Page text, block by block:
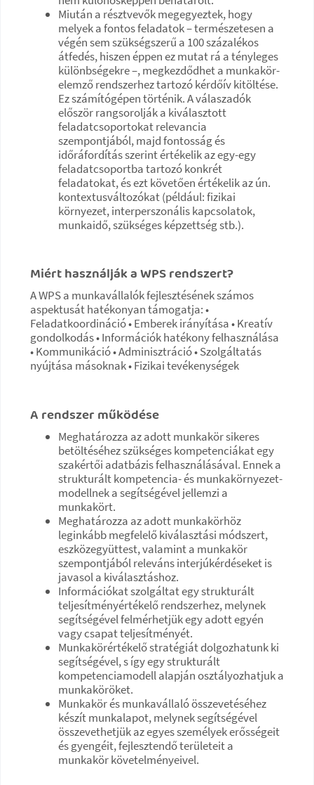
Miután a résztvevők megegyeztek, hogy
melyek a fontos feladatok – természetesen a
végén sem szükségszerű a 100 százalékos
átfedés, hiszen éppen ez mutat rá a tényleges
különbségekre –, megkezdődhet a munkakör-
elemző rendszerhez tartozó kérdőív kitöltése.
Ez számítógépen történik. A válaszadók
először rangsorolják a kiválasztott
feladatcsoportokat relevancia
szempontjából, majd fontosság és
időráfordítás szerint értékelik az egy-egy
feladatcsoportba tartozó konkrét
feladatokat, és ezt követően értékelik az ún.
kontextusváltozókat (például: fizikai
környezet, interperszonális kapcsolatok,
munkaidő, szükséges képzettség stb.).
Miért használják a WPS rendszert?
A WPS a munkavállalók fejlesztésének számos
aspektusát hatékonyan támogatja: •
Feladatkoordináció • Emberek irányítása • Kreatív
gondolkodás • Információk hatékony felhasználása
• Kommunikáció • Adminisztráció • Szolgáltatás
nyújtása másoknak • Fizikai tevékenységek
A rendszer működése
Meghatározza az adott munkakör sikeres
betöltéséhez szükséges kompetenciákat egy
szakértői adatbázis felhasználásával. Ennek a
strukturált kompetencia- és munkakörnyezet-
modellnek a segítségével jellemzi a
munkakört.
Meghatározza az adott munkakörhöz
leginkább megfelelő kiválasztási módszert,
eszközegyüttest, valamint a munkakör
szempontjából releváns interjúkérdéseket is
javasol a kiválasztáshoz.
Információkat szolgáltat egy strukturált
teljesítményértékelő rendszerhez, melynek
segítségével felmérhetjük egy adott egyén
vagy csapat teljesítményét.
Munkakörértékelő stratégiát dolgozhatunk ki
segítségével, s így egy strukturált
kompetenciamodell alapján osztályozhatjuk a
munkaköröket.
Munkakör és munkavállaló összevetéséhez
készít munkalapot, melynek segítségével
összevethetjük az egyes személyek erősségeit
és gyengéit, fejlesztendő területeit a
munkakör követelményeivel.